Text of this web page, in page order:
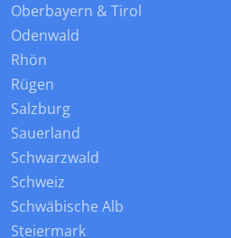
Oberbayern & Tirol
Odenwald
Rhön
Rügen
Salzburg
Sauerland
Schwarzwald
Schweiz
Schwäbische Alb
Steiermark